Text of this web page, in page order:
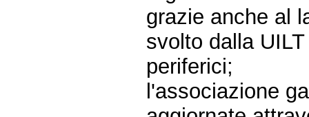
grazie anche al
svolto dalla
periferici;
l'associazione